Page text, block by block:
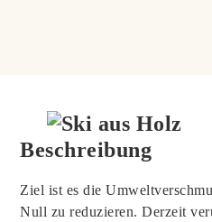
Beschreibung
Ziel ist es die
Null zu reduzieren. Derzeit